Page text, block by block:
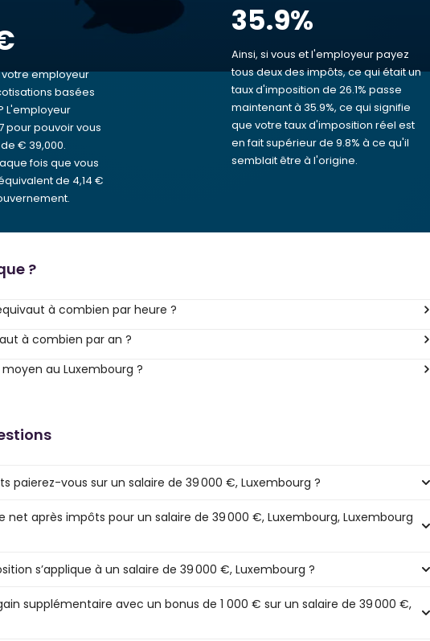
employeur
basées
L'employeur
pour pouvoir vous
€ 39,000.
fois que vous
de 4,14 €
35.9%
Ainsi, si vous et l'employeur payez
tous deux des impôts, ce qui était un
taux d'imposition de 26.1% passe
maintenant à 35.9%, ce qui signifie
que votre taux d'imposition réel est
en fait supérieur de 9.8% à ce qu'il
semblait être à l'origine.
?
à combien par heure ?
à combien par an ?
au Luxembourg ?
paierez-vous sur un salaire de 39 000 €, Luxembourg ?
net après impôts pour un salaire de 39 000 €, Luxembourg, Luxembourg
s’applique à un salaire de 39 000 €, Luxembourg ?
supplémentaire avec un bonus de 1 000 € sur un salaire de 39 000 €,